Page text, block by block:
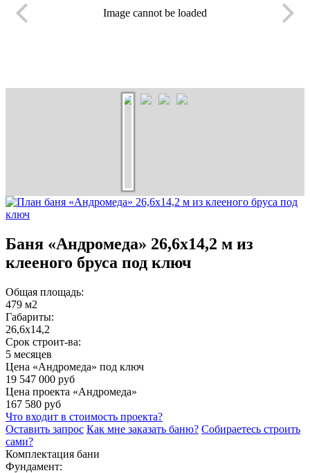
Image cannot be loaded
Баня «Андромеда» 26,6х14,2 м из
клееного бруса под ключ
Общая площадь:
479 м2
Габариты:
26,6х14,2
Срок строит-ва:
5 месяцев
Цена «Андромеда» под ключ
19 547 000 руб
Цена проекта «Андромеда»
167 580 руб
Что входит в стоимость проекта?
Оставить запрос Как мне заказать баню? Собираетесь строить
сами?
Комплектация бани
Фундамент: